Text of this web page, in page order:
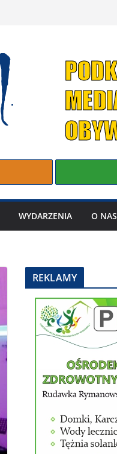
WYDARZENIA O NAS
REKLAMY